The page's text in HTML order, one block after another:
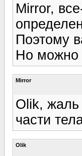
Mirror,
Поэтому
Но можно
Mirror
Olik, жаль
части
Olik